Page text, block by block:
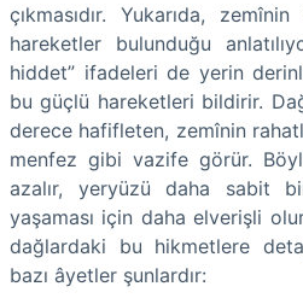
çıkmasıdır. Yukarıda,
hareketler bulunduğu
hiddet” ifadeleri de yerin
bu güçlü hareketleri bildirir.
derece hafifleten, zemînin
menfez gibi vazife görür.
azalır, yeryüzü daha sabit
yaşaması için daha elverişli olur.
dağlardaki bu hikmetlere
bazı âyetler şunlardır: